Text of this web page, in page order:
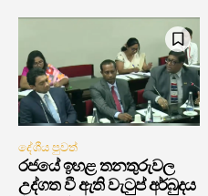
දේශීය පුවත්
රජයේ ඉහළ තනතුරුවල
උද්ගත වී ඇති වැටුප් අර්බුදය